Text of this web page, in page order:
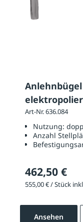
Anlehnbügel
Art-Nr. 636.084
Nutzung:
Anzahl
462,50 €
555,00 € / Stück
Ansehen